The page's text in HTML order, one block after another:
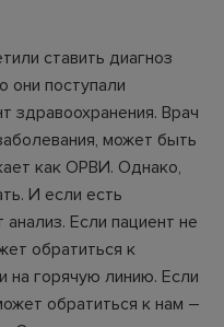
ставить диагноз
они поступали
здравоохранения. Врач
может быть
как ОРВИ. Однако,
И если есть
Если пациент не
обратиться к
на горячую линию. Если
обратиться к нам –